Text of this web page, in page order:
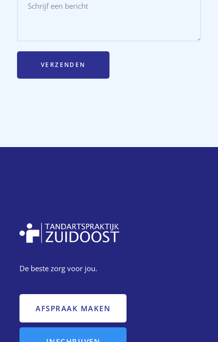
VERZENDEN
De beste zorg voor jou.
AFSPRAAK MAKEN